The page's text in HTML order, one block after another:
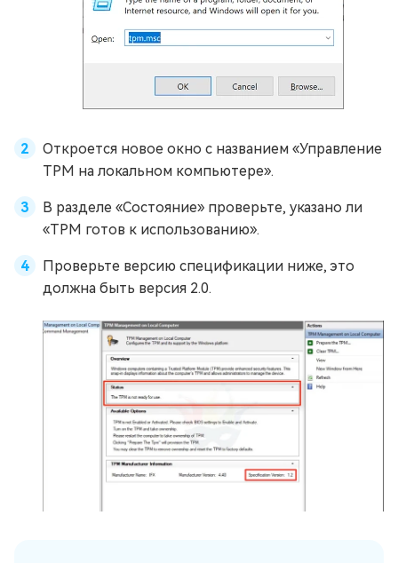
Откроется новое окно с названием «Управление
TPM на локальном компьютере».
В разделе «Состояние» проверьте, указано ли
«TPM готов к использованию».
Проверьте версию спецификации ниже, это
должна быть версия 2.0.